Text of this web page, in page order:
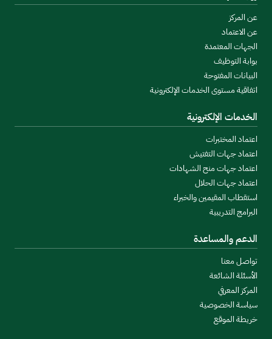
عن المركز
عن الاعتماد
الجهات المعتمدة
بوابة التوظيف
البيانات المفتوحة
اتفاقية مستوى الخدمات الإلكترونية
الخدمات الإلكترونية
اعتماد المختبرات
اعتماد جهات التفتيش
اعتماد جهات منح الشهادات
اعتماد جهات الحلال
استقطاب المقيمين والخبراء
البرامج التدريبية
الدعم والمساعدة
تواصل معنا
الأسئلة الشائعة
المركز المعرفي
سياسة الخصوصية
خريطة الموقع